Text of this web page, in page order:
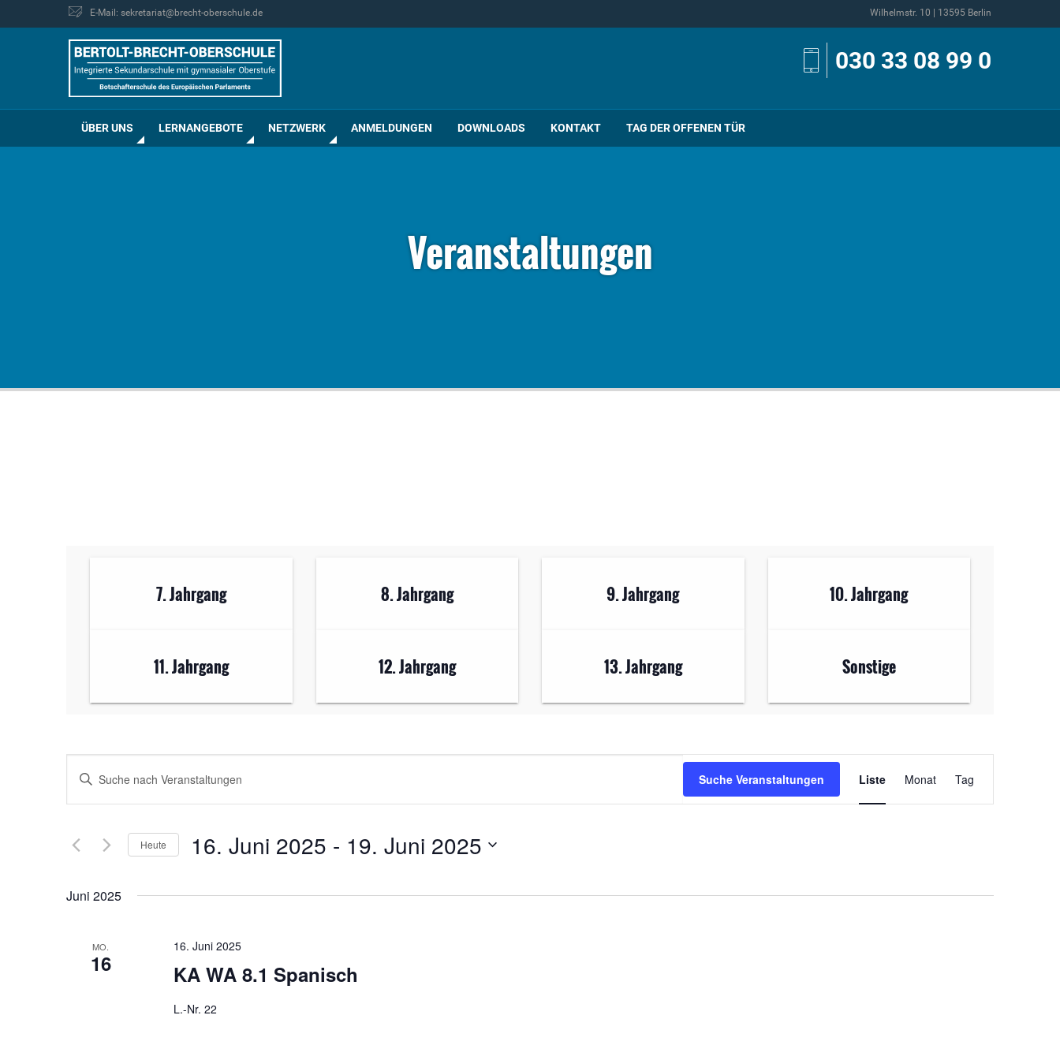
E-Mail: sekretariat@brecht-oberschule.de Wilhelmstr. 10 | 13595 Berlin
030 33 08 99 0
ÜBER UNS LERNANGEBOTE NETZWERK ANMELDUNGEN DOWNLOADS KONTAKT TAG DER OFFENEN TÜR
Veranstaltungen
7. Jahrgang 8. Jahrgang 9. Jahrgang 10. Jahrgang
11. Jahrgang 12. Jahrgang 13. Jahrgang Sonstige
Veranstaltungen
Suche
Ansichten,
Bitte
nach
Schlüsselwort.
Suche Veranstaltungen
Veranstaltung
Ansichten-
Liste Monat Tag
Heute 16. Juni 2025 - 19. Juni 2025
Juni 2025
MO.
16
16. Juni 2025
KA WA 8.1 Spanisch
L.-Nr. 22